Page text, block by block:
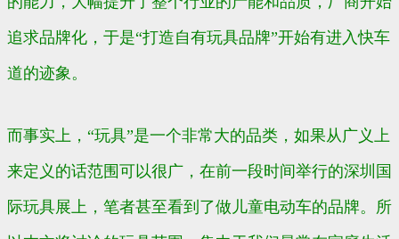
追求品牌化，于是“打造自有玩具品牌”开始有进入快车
道的迹象。
而事实上，“玩具”是一个非常大的品类，如果从广义上
来定义的话范围可以很广，在前一段时间举行的深圳国
际玩具展上，笔者甚至看到了做儿童电动车的品牌。所